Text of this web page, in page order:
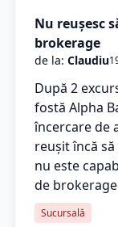
Nu reușesc
brokerage
de la: Claudiu
După 2
fostă Alpha
încercare de
reușit încă
nu este
de
Sucursală